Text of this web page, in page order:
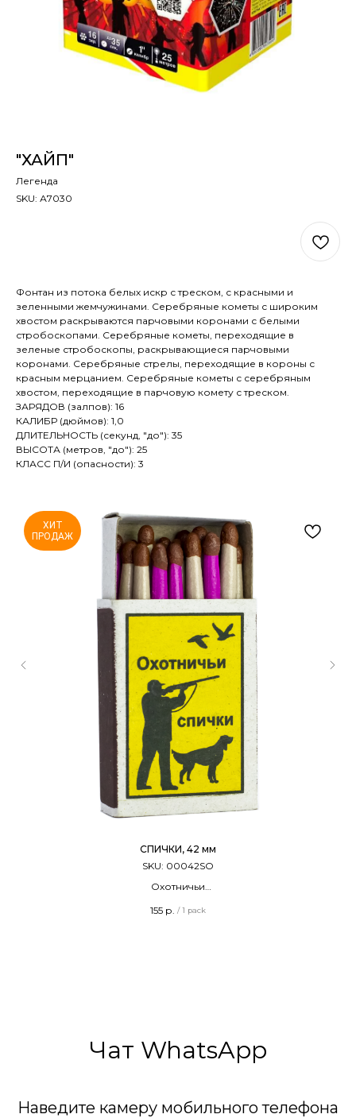
"ХАЙП"
Легенда
SKU: А7030
Фонтан из потока белых искр с треском, с красными и
зеленными жемчужинами. Серебряные кометы с широким
хвостом раскрываются парчовыми коронами с белыми
стробоскопами. Серебряные кометы, переходящие в
зеленые стробоскопы, раскрывающиеся парчовыми
коронами. Серебряные стрелы, переходящие в короны с
красным мерцанием. Серебряные кометы с серебряным
хвостом, переходящие в парчовую комету с треском.
ЗАРЯДОВ (залпов): 16
КАЛИБР (дюймов): 1,0
ДЛИТЕЛЬНОСТЬ (секунд, "до"): 35
ВЫСОТА (метров, "до"): 25
КЛАСС П/И (опасности): 3
ХИТ
ПРОДАЖ
СПИЧКИ, 42 мм
SKU: 00042SO
Охотничьи
Длина - 42 мм
155 р. / 1 pack
Чат WhatsApp
Наведите камеру мобильного телефона